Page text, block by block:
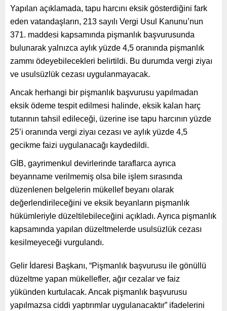
Yapılan açıklamada, tapu harcını eksik gösterdiğini fark
eden vatandaşların, 213 sayılı Vergi Usul Kanunu’nun
371. maddesi kapsamında pişmanlık başvurusunda
bulunarak yalnızca aylık yüzde 4,5 oranında pişmanlık
zammı ödeyebilecekleri belirtildi. Bu durumda vergi ziyaı
ve usulsüzlük cezası uygulanmayacak.
Ancak herhangi bir pişmanlık başvurusu yapılmadan
eksik ödeme tespit edilmesi halinde, eksik kalan harç
tutarının tahsil edileceği, üzerine ise tapu harcının yüzde
25’i oranında vergi ziyaı cezası ve aylık yüzde 4,5
gecikme faizi uygulanacağı kaydedildi.
GİB, gayrimenkul devirlerinde taraflarca ayrıca
beyanname verilmemiş olsa bile işlem sırasında
düzenlenen belgelerin mükellef beyanı olarak
değerlendirileceğini ve eksik beyanların pişmanlık
hükümleriyle düzeltilebileceğini açıkladı. Ayrıca pişmanlık
kapsamında yapılan düzeltmelerde usulsüzlük cezası
kesilmeyeceği vurgulandı.
Gelir İdaresi Başkanı, “Pişmanlık başvurusu ile gönüllü
düzeltme yapan mükellefler, ağır cezalar ve faiz
yükünden kurtulacak. Ancak pişmanlık başvurusu
yapılmazsa ciddi yaptırımlar uygulanacaktır” ifadelerini